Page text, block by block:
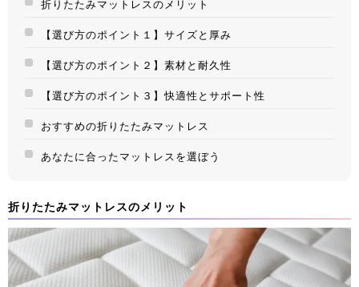
折りたたみマットレスのメリット
【選び方のポイント１】サイズと厚み
【選び方のポイント２】素材と耐久性
【選び方のポイント３】快適性とサポート性
おすすめの折りたたみマットレス
あなたに合ったマットレスを選ぼう
折りたたみマットレスのメリット